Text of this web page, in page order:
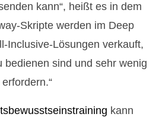
kann“, heißt es in dem
Skripte werden im Deep
Inclusive-Lösungen verkauft,
bedienen sind und sehr wenig
kann